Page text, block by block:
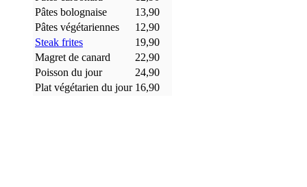
Pâtes bolognaise
13,90
Pâtes végétariennes
12,90
Steak frites
19,90
Magret de canard
22,90
Poisson du jour
24,90
Plat végétarien du jour 16,90